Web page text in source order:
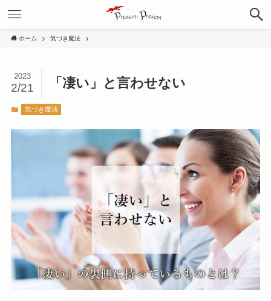
ホーム 気づき魔法
「凄い」と言わせない
2023
2/21
気づき魔法